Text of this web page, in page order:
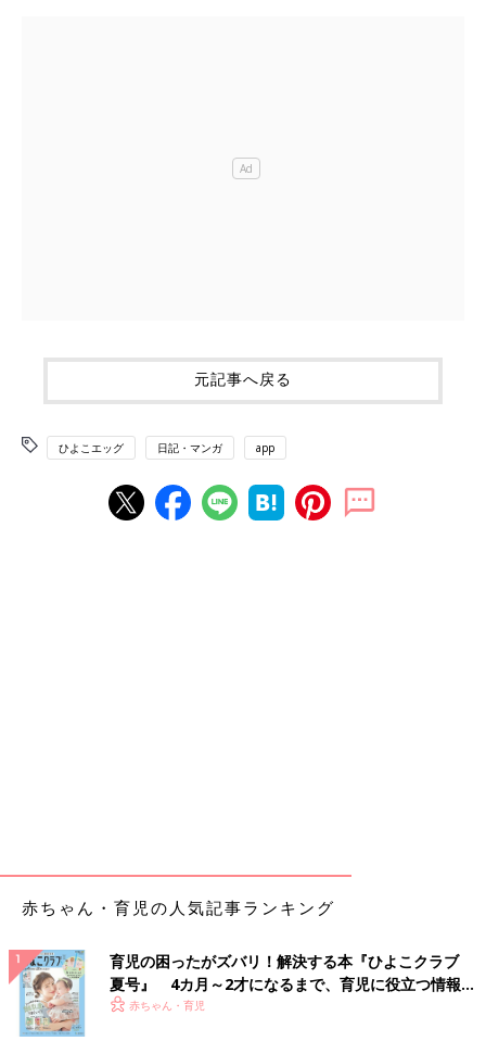
元記事へ戻る
ひよこエッグ 日記・マンガ app
赤ちゃん・育児の人気記事ランキング
育児の困ったがズバリ！解決する本『ひよこクラブ
夏号』 4カ月～2才になるまで、育児に役立つ情報が
いっぱい！
赤ちゃん・育児